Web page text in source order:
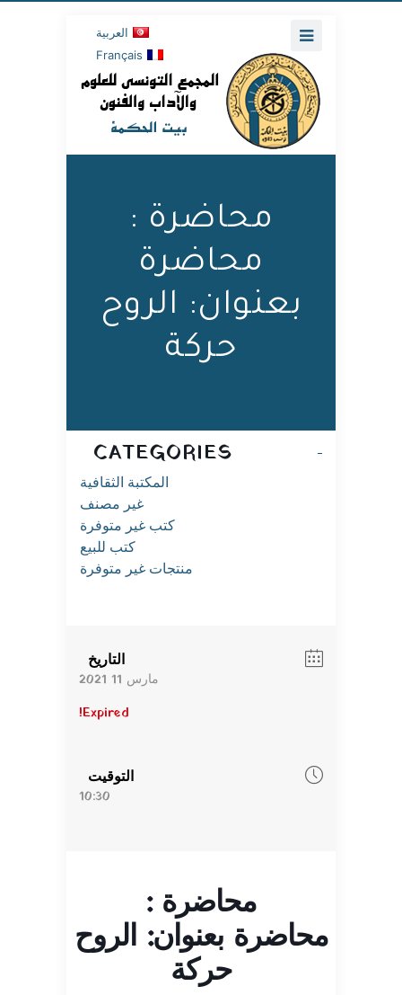
العربية
Français
محاضرة :
محاضرة
بعنوان: الروح
حركة
CATEGORIES
المكتبة الثقافية
غير مصنف
كتب غير متوفرة
كتب للبيع
منتجات غير متوفرة
التاريخ
مارس 11 2021
Expired!
التوقيت
10:30
محاضرة :
محاضرة بعنوان: الروح
حركة